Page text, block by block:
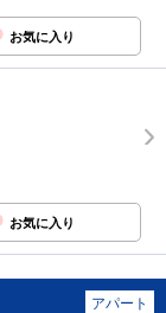
お気に入り
お気に入り
アパート